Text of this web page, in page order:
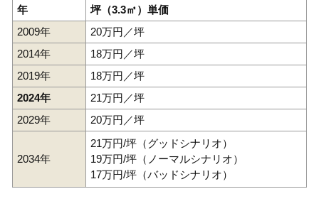
年
坪（3.3㎡）単価
2009年
20万円／坪
2014年
18万円／坪
2019年
18万円／坪
2024年
21万円／坪
2029年
20万円／坪
2034年
21万円/坪（グッドシナリオ）
19万円/坪（ノーマルシナリオ）
17万円/坪（バッドシナリオ）